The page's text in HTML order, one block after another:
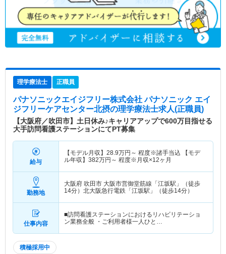
理学療法士 正職員
パナソニックエイジフリー株式会社 パナソニック エイ
ジフリーケアセンター北摂の理学療法士求人(正職員)
【大阪府／吹田市】土日休み♪キャリアアップで600万目指せる
大手訪問看護ステーションにてPT募集
給与
【モデル月収】 28.9万円～ 程度※諸手当込 【モデ
ル年収】 382万円～ 程度※月収×12ヶ月
勤務地
大阪府 吹田市 大阪市営御堂筋線「江坂駅」（徒歩
14分）北大阪急行電鉄「江坂駅」（徒歩14分）
仕事内容
■訪問看護ステーションにおけるリハビリテーショ
ン業務全般 ・ご利用者様一人ひと…
積極採用中